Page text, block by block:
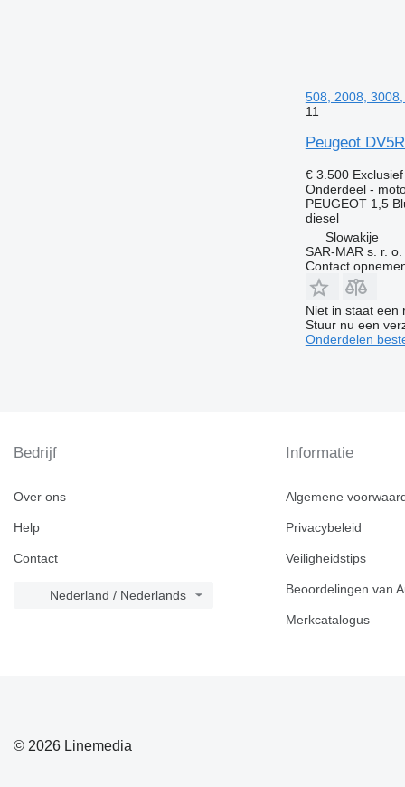
508, 2008,
11
Peugeot
€ 3.500
Onderdeel -
PEUGEOT 1,5
diesel
Slowakije
SAR-MAR s. r. o.
Contact
Niet in staat een
Stuur nu een
Onderdelen
Bedrijf
Over ons
Help
Contact
Nederland / Nederlands
Informatie
Algemene
Privacybeleid
Veiligheidstips
Beoordelingen van
Merkcatalogus
© 2026 Linemedia